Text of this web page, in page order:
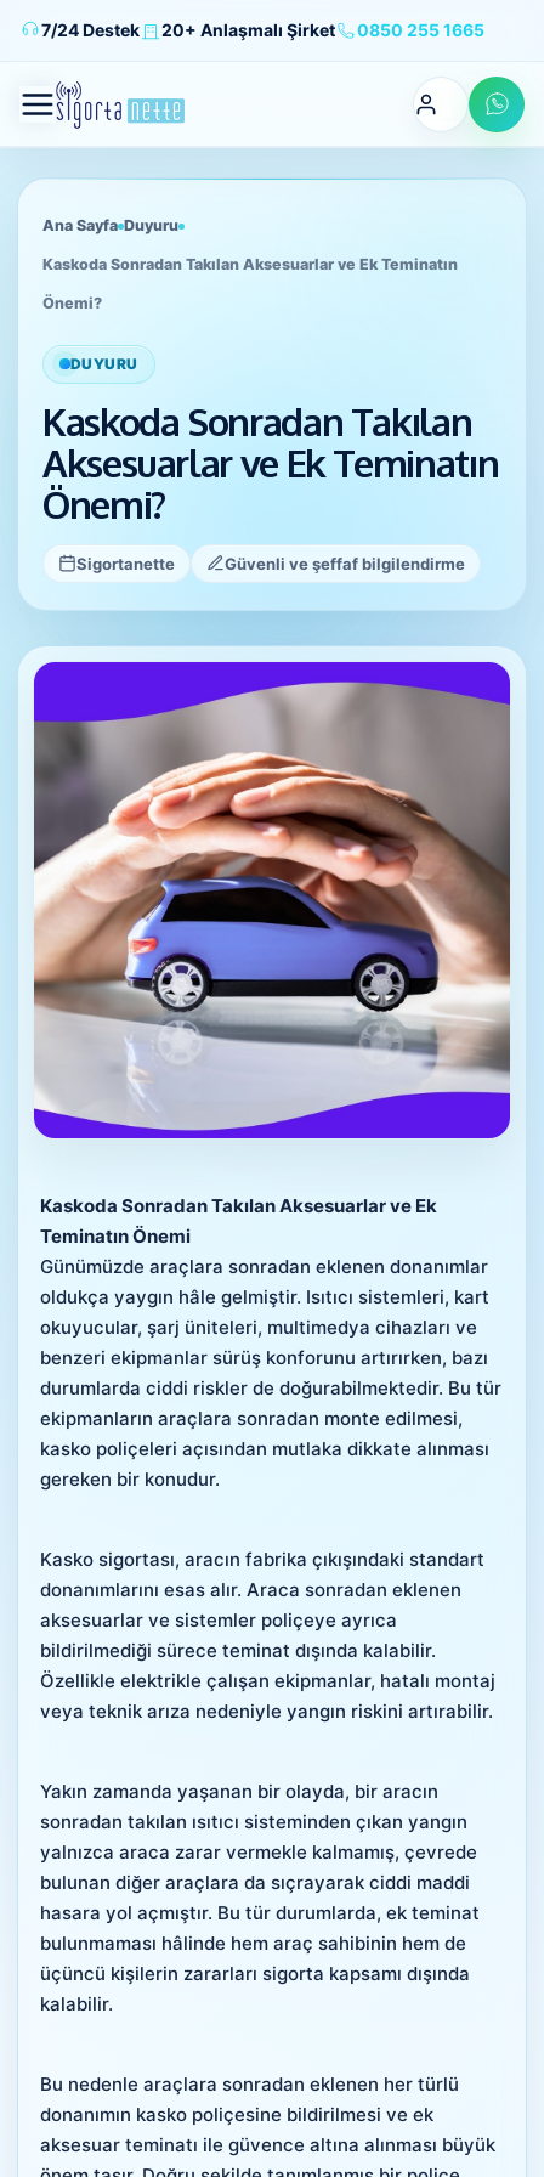
7/24 Destek 20+ Anlaşmalı Şirket 0850 255 1665
HAKKIMIZDA
ÜRÜNLER
BLOG
GİRİŞ YAP
Ana Sayfa Duyuru
Kaskoda Sonradan Takılan Aksesuarlar ve Ek Teminatın
Önemi?
DUYURU
Kaskoda Sonradan Takılan
Aksesuarlar ve Ek Teminatın
Önemi?
Sigortanette Güvenli ve şeffaf bilgilendirme
Kaskoda Sonradan Takılan Aksesuarlar ve Ek
Teminatın Önemi
Günümüzde araçlara sonradan eklenen donanımlar
oldukça yaygın hâle gelmiştir. Isıtıcı sistemleri, kart
okuyucular, şarj üniteleri, multimedya cihazları ve
benzeri ekipmanlar sürüş konforunu artırırken, bazı
durumlarda ciddi riskler de doğurabilmektedir. Bu tür
ekipmanların araçlara sonradan monte edilmesi,
kasko poliçeleri açısından mutlaka dikkate alınması
gereken bir konudur.
Kasko sigortası, aracın fabrika çıkışındaki standart
donanımlarını esas alır. Araca sonradan eklenen
aksesuarlar ve sistemler poliçeye ayrıca
bildirilmediği sürece teminat dışında kalabilir.
Özellikle elektrikle çalışan ekipmanlar, hatalı montaj
veya teknik arıza nedeniyle yangın riskini artırabilir.
Yakın zamanda yaşanan bir olayda, bir aracın
sonradan takılan ısıtıcı sisteminden çıkan yangın
yalnızca araca zarar vermekle kalmamış, çevrede
bulunan diğer araçlara da sıçrayarak ciddi maddi
hasara yol açmıştır. Bu tür durumlarda, ek teminat
bulunmaması hâlinde hem araç sahibinin hem de
üçüncü kişilerin zararları sigorta kapsamı dışında
kalabilir.
Bu nedenle araçlara sonradan eklenen her türlü
donanımın kasko poliçesine bildirilmesi ve ek
aksesuar teminatı ile güvence altına alınması büyük